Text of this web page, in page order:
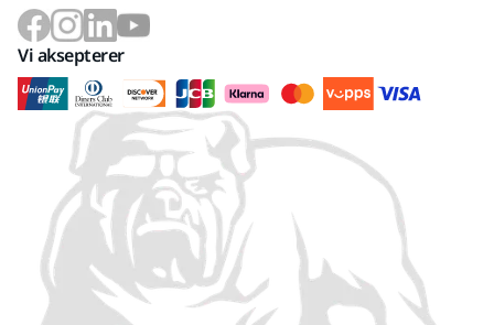
Vi aksepterer